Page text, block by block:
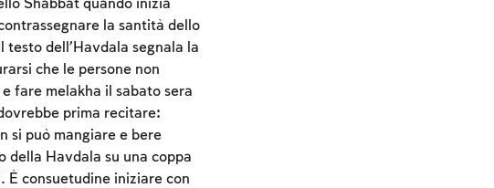
Shabbat quando inizia
la santità dello
testo dell’Havdala segnala la
che le persone non
fare melakha il sabato sera
prima recitare:
si può mangiare e bere
Havdala su una coppa
È consuetudine iniziare con